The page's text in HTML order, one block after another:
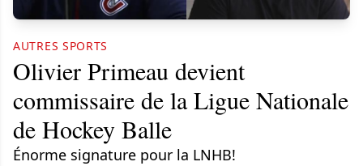
AUTRES SPORTS
Olivier Primeau devient
commissaire de la Ligue Nationale
de Hockey Balle
Énorme signature pour la LNHB!